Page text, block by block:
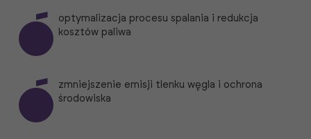
optymalizacja procesu spalania i redukcja
kosztów paliwa
zmniejszenie emisji tlenku węgla i ochrona
środowiska